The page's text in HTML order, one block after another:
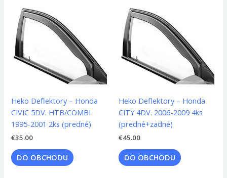
Heko Deflektory – Honda
CIVIC 5DV. HTB/COMBI
1995-2001 2ks (predné)
€35.00
DO OBCHODU
Heko Deflektory – Honda
CITY 4DV. 2006-2009 4ks
(predné+zadné)
€45.00
DO OBCHODU